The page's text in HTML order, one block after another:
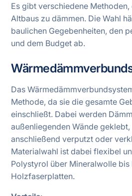
Es gibt verschiedene Methoden,
Altbaus zu dämmen. Die Wahl
baulichen Gegebenheiten, den
und dem Budget ab.
Das
Methode, da sie die gesamte
einschließt. Dabei werden
außenliegenden Wände
anschließend verputzt oder
Materialwahl ist dabei flexibel
Polystyrol über Mineralwolle bis
Holzfaserplatten.